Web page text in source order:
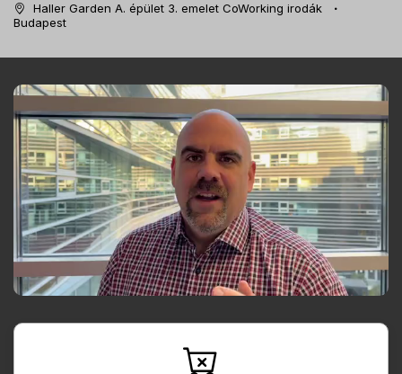
Haller Garden A. épület 3. emelet CoWorking irodák
Budapest